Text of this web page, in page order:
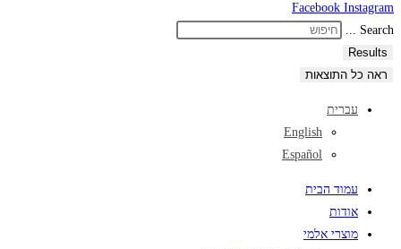
Facebook Instagram
Search ...
Results
ראה כל התוצאות
עברית
English
Español
עמוד הבית
אודות
מוצרי אלמי